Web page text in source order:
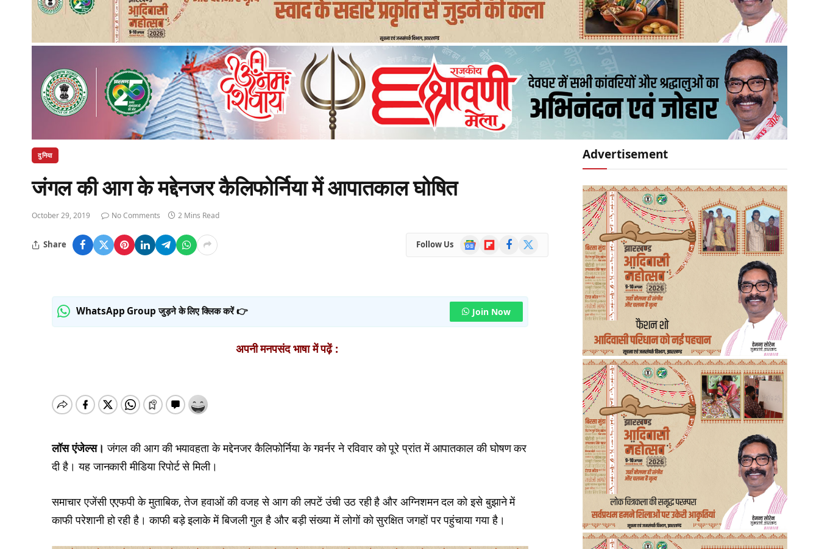
दुनिया
जंगल की आग के मद्देनजर कैलिफोर्निया में आपातकाल घोषित
October 29, 2019 No Comments 2 Mins Read
Share Follow Us
Google
News
FlipboardFacebook
WhatsApp Group जुड़ने के लिए क्लिक करें 👉 Join Now
अपनी मनपसंद भाषा में पढ़ें :
लॉस एंजेल्स। जंगल की आग की भयावहता के मद्देनजर कैलिफोर्निया के गवर्नर ने रविवार को पूरे प्रांत में आपातकाल की घोषण कर
दी है। यह जानकारी मीडिया रिपोर्ट से मिली।
समाचार एजेंसी एएफपी के मुताबिक, तेज हवाओं की वजह से आग की लपटें उंची उठ रही है और अग्निशमन दल को इसे बुझाने में
काफी परेशानी हो रही है। काफी बड़े इलाके में बिजली गुल है और बड़ी संख्या में लोगों को सुरक्षित जगहों पर पहुंचाया गया है।
Advertisement